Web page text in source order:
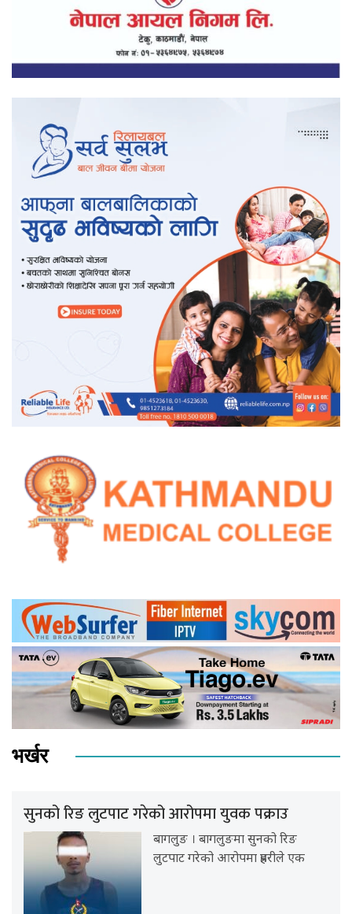
भर्खर
सुनको रिङ लुटपाट गरेको आरोपमा युवक पक्राउ
बागलुङ । बागलुङमा सुनको रिङ
लुटपाट गरेको आरोपमा प्रहरीले एक